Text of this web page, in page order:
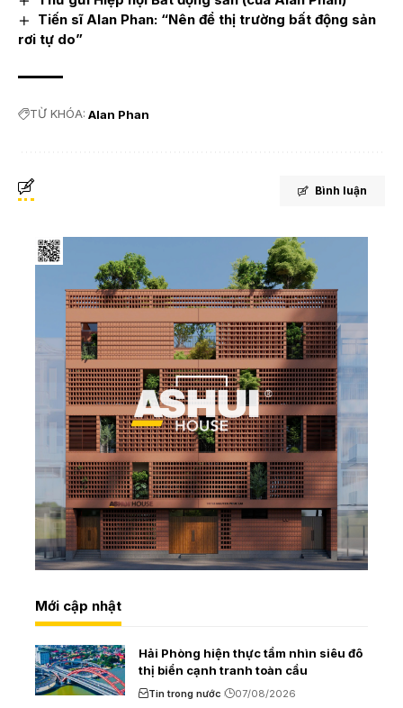
Tiến sĩ Alan Phan: “Nên để thị trường bất động sản
rơi tự do”
TỪ KHÓA: Alan Phan
Bình luận
Mới cập nhật
Hải Phòng hiện thực tầm nhìn siêu đô
thị biển cạnh tranh toàn cầu
Tin trong nước 07/08/2026